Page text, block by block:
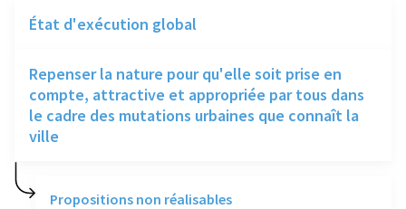
État d'exécution global
Repenser la nature pour qu'elle soit prise en
compte, attractive et appropriée par tous dans
le cadre des mutations urbaines que connaît la
ville
Propositions non réalisables